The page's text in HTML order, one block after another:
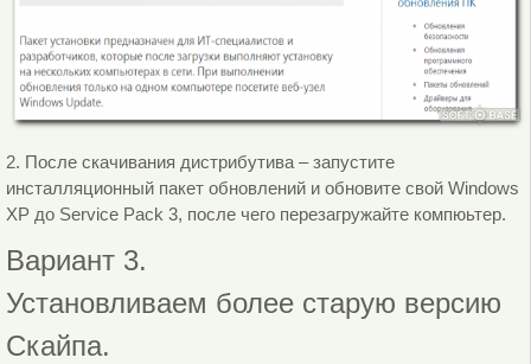
2. После скачивания дистрибутива – запустите
инсталляционный пакет обновлений и обновите свой Windows
XP до Service Pack 3, после чего перезагружайте компюьтер.
Вариант 3.
Установливаем более старую версию
Скайпа.